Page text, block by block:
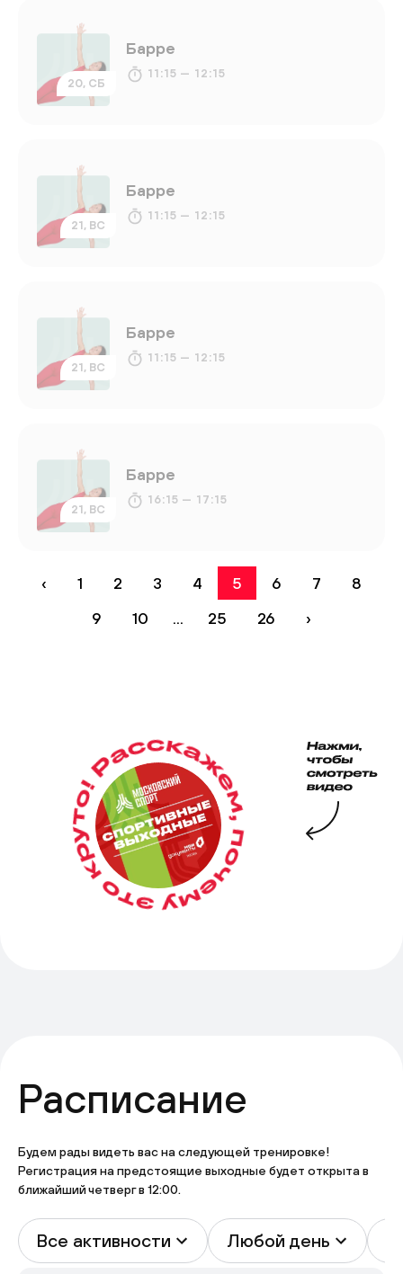
20, СБ
Барре
11:15 — 12:15
21, ВС
Барре
11:15 — 12:15
21, ВС
Барре
11:15 — 12:15
21, ВС
Барре
16:15 — 17:15
‹ 1 2 3 4 5 6 7
8
9
10 ... 25 26 ›
Расписание
Будем рады видеть вас на следующей тренировке!
Регистрация на предстоящие выходные будет открыта в
ближайший четверг в 12:00.
Все активности Любой день